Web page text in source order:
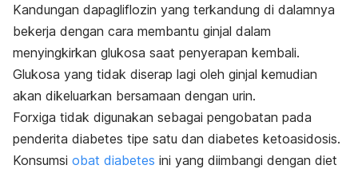
Kandungan dapagliflozin yang terkandung di dalamnya
bekerja dengan cara membantu ginjal dalam
menyingkirkan glukosa saat penyerapan kembali.
Glukosa yang tidak diserap lagi oleh ginjal kemudian
akan dikeluarkan bersamaan dengan urin.
Forxiga tidak digunakan sebagai pengobatan pada
penderita diabetes tipe satu dan diabetes ketoasidosis.
Konsumsi obat diabetes ini yang diimbangi dengan diet